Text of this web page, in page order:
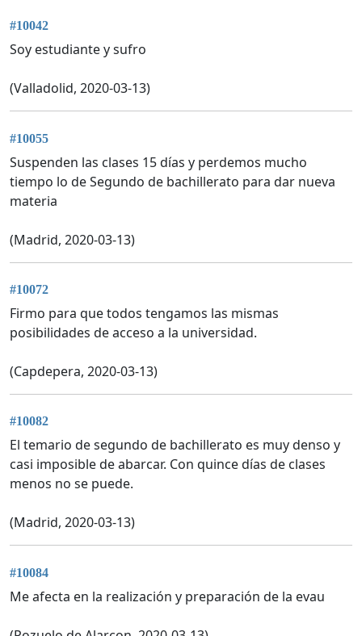
#10042
Soy estudiante y sufro
(Valladolid, 2020-03-13)
#10055
Suspenden las clases 15 días y perdemos mucho
tiempo lo de Segundo de bachillerato para dar nueva
materia
(Madrid, 2020-03-13)
#10072
Firmo para que todos tengamos las mismas
posibilidades de acceso a la universidad.
(Capdepera, 2020-03-13)
#10082
El temario de segundo de bachillerato es muy denso y
casi imposible de abarcar. Con quince días de clases
menos no se puede.
(Madrid, 2020-03-13)
#10084
Me afecta en la realización y preparación de la evau